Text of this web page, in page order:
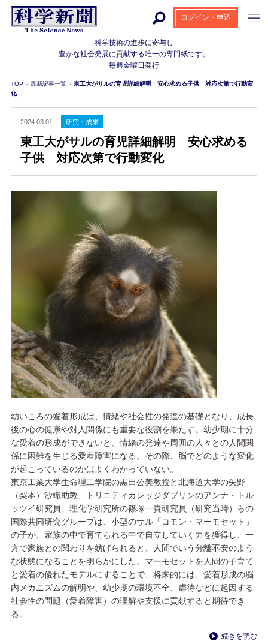
科学技術の進歩に寄与し
豊かな社会発展に貢献する唯一の専門紙です。
毎週金曜日発行
ログイン・申込
TOP > 最新記事一覧 > 東工大がサルの育児詳細解明 安心求める子供 対応次第で行動変
化
2024.03.01 研究・成果
東工大がサルの育児詳細解明 安心求める
子供 対応次第で行動変化
幼いころの愛着形成は、情緒や社会性の発達の基礎となり、成長
後の心の健康や対人関係にも重要な役割を果たす。幼少期に十分
な愛着の形成ができないと、情緒の発達や周囲の人々との人間関
係に困難を生じる愛着障害になる。その際、脳でどのような変化
が起こっているのかはよくわかっていない。
東京工業大学生命理工学院の黒田公美教授と北海道大学の矢野
（梨本）沙織助教、トリニティカレッジダブリンのアンナ・トル
ッツイ研究員、理化学研究所の篠塚一貴研究員（研究当時）らの
国際共同研究グループは、小型のサル「コモン・マーモセット」
の子が、家族の中で育てられる中で自立していく力を獲得し、一
方で家族との関わりを妨げられると、人間でいう分離不安のよう
な状態になることを明らかにした。マーモセットを人間の子育て
と愛着の優れたモデルにすることで、将来的には、愛着形成の脳
内メカニズムの解明や、幼少期の環境不全、虐待などに起因する
社会性の問題（愛着障害）の理解や支援に貢献すると期待でき
る。
続きを読む